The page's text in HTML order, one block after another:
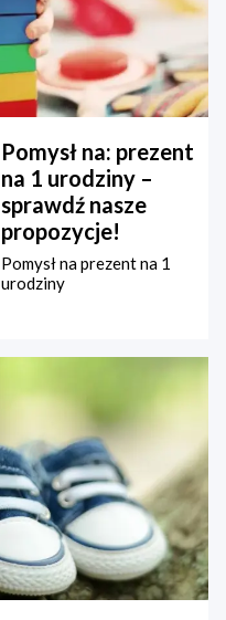
Pomysł na: prezent
na 1 urodziny –
sprawdź nasze
propozycje!
Pomysł na prezent na 1
urodziny